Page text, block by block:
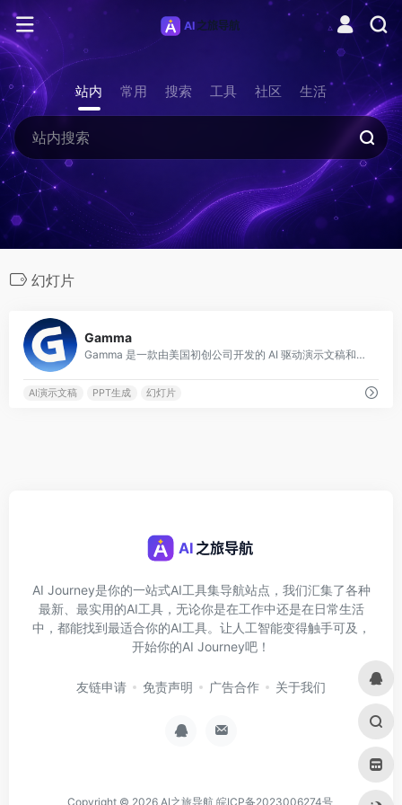
站内 常用 搜索 工具 社区 生活
幻灯片
Gamma
Gamma 是一款由美国初创公司开发的 AI 驱动演示文稿和文档创作工具，用户只需输入主题或粘贴大纲，AI 即可在数十秒内生成结构完整、视觉美观的演示文稿、文档
AI演示文稿 PPT生成 幻灯片
AI Journey是你的一站式AI工具集导航站点，我们汇集了各种
最新、最实用的AI工具，无论你是在工作中还是在日常生活
中，都能找到最适合你的AI工具。让人工智能变得触手可及，
开始你的AI Journey吧！
友链申请 免责声明 广告合作 关于我们
Copyright © 2026 AI之旅导航 皖ICP备2023006274号